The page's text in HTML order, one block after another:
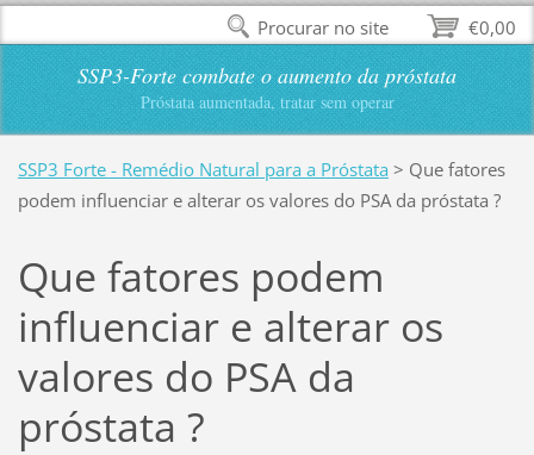
SSP3-Forte combate o aumento da próstata
Próstata aumentada, tratar sem operar
SSP3 Forte - Remédio Natural para a Próstata > Que fatores
podem influenciar e alterar os valores do PSA da próstata ?
Que fatores podem
influenciar e alterar os
valores do PSA da
próstata ?
€0,00
Procurar no site